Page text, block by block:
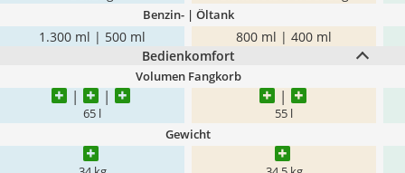
Benzin- | Öltank
1.300 ml | 500 ml
800 ml | 400 ml
Bedienkomfort
Volumen Fangkorb
65 l 55 l
Gewicht